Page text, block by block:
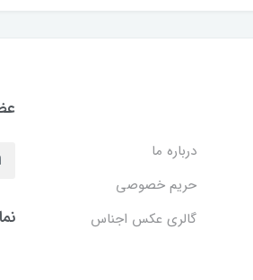
درباره ما
حریم خصوصی
گالری عکس اجناس